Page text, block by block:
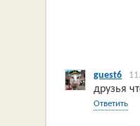
guest6
друзья
Ответить